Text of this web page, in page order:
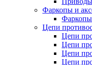
Фаркопы и
Цепи
Цепи
Цепи
Цепи
Цепи